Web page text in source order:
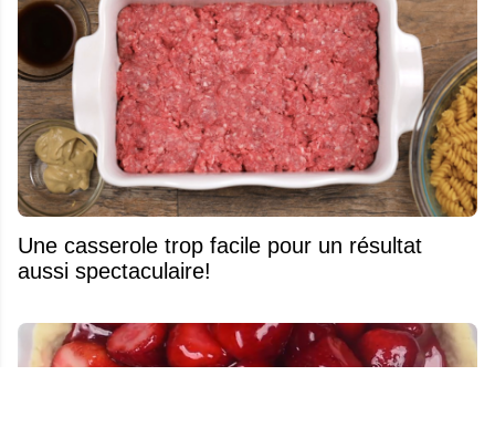
Une casserole trop facile pour un résultat
aussi spectaculaire!